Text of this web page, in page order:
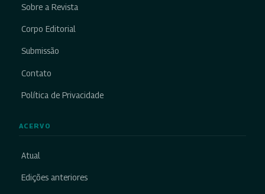
Sobre a Revista
Corpo Editorial
Submissão
Contato
Política de Privacidade
ACERVO
Atual
Edições anteriores